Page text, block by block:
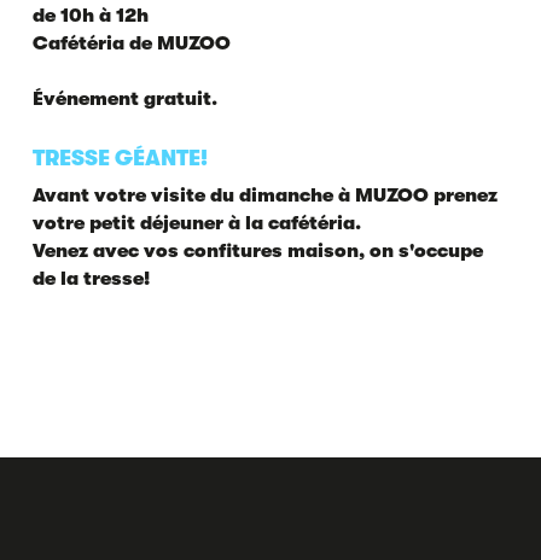
de 10h à 12h
Cafétéria de MUZOO
Événement gratuit.
TRESSE GÉANTE!
Avant votre visite du dimanche à MUZOO prenez
votre petit déjeuner à la cafétéria.
Venez avec vos confitures maison, on s'occupe
de la tresse!